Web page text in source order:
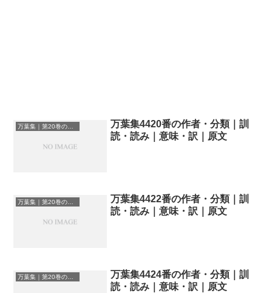
万葉集｜第20巻の和歌一覧
万葉集4420番の作者・分類｜訓
読・読み｜意味・訳｜原文
万葉集｜第20巻の和歌一覧
万葉集4422番の作者・分類｜訓
読・読み｜意味・訳｜原文
万葉集｜第20巻の和歌一覧
万葉集4424番の作者・分類｜訓
読・読み｜意味・訳｜原文